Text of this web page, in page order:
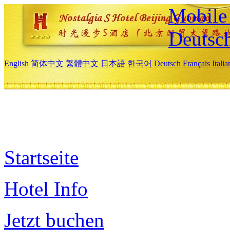
Mobile
English 简体中文 繁體中文 日本語 한국어 Deutsch Français
Startseite
Hotel Info
Jetzt buchen